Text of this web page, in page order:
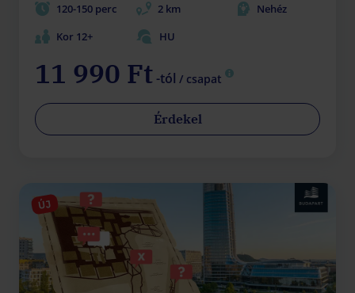
120-150 perc 2 km
Nehéz
Kor 12+
HU
11 990 Ft-tól / csapat
Érdekel
ÚJ